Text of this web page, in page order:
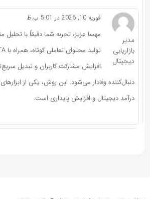
مدیر
بازاریابی
دیجیتال
فوریه 10, 2026 در 5:01 ب.ظ
مهسا عزیز، تجربه شما دقیقاً با
افزایش مشارکت کاربران و تبدیل
دنبال‌کننده وفادار می‌شود. این روش، یکی از
درآمد دیجیتال و افزایش پایداری است.